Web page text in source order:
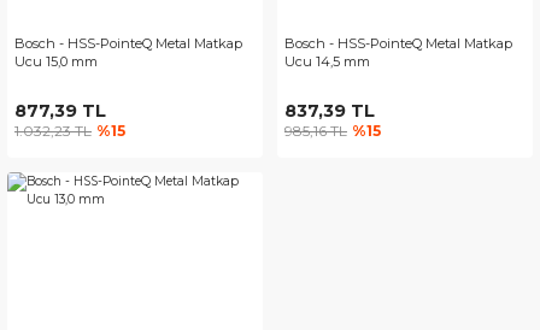
Bosch - HSS-PointeQ Metal Matkap
Ucu 15,0 mm
877,39 TL
1.032,23 TL %15
Bosch - HSS-PointeQ Metal Matkap
Ucu 14,5 mm
837,39 TL
985,16 TL %15